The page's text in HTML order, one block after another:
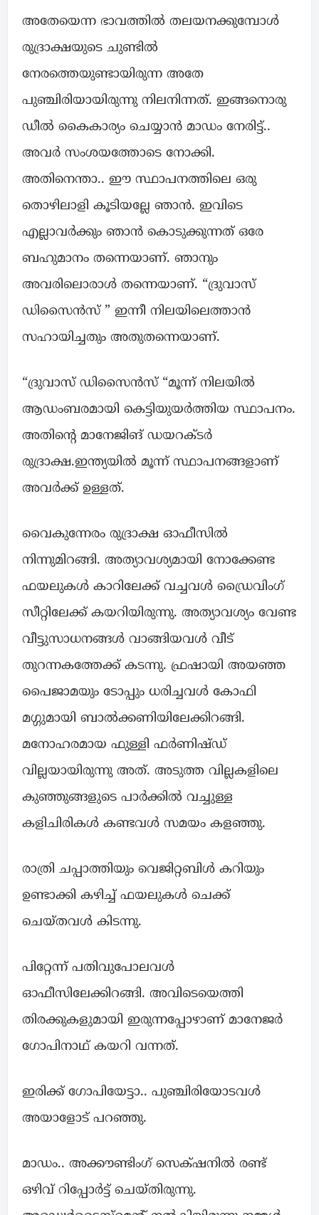
അതേയെന്ന ഭാവത്തിൽ തലയനക്കുമ്പോൾ
രുദ്രാക്ഷയുടെ ചുണ്ടിൽ
നേരത്തെയുണ്ടായിരുന്ന അതേ
പുഞ്ചിരിയായിരുന്നു നിലനിന്നത്. ഇങ്ങനൊരു
ഡീൽ കൈകാര്യം ചെയ്യാൻ മാഡം നേരിട്ട്..
അവർ സംശയത്തോടെ നോക്കി.
അതിനെന്താ.. ഈ സ്ഥാപനത്തിലെ ഒരു
തൊഴിലാളി കൂടിയല്ലേ ഞാൻ. ഇവിടെ
എല്ലാവർക്കും ഞാൻ കൊടുക്കുന്നത് ഒരേ
ബഹുമാനം തന്നെയാണ്. ഞാനും
അവരിലൊരാൾ തന്നെയാണ്. “ദ്രുവാസ്
ഡിസൈൻസ് ” ഇന്നീ നിലയിലെത്താൻ
സഹായിച്ചതും അതുതന്നെയാണ്.
“ദ്രുവാസ് ഡിസൈൻസ് “മൂന്ന് നിലയിൽ
ആഡംബരമായി കെട്ടിയുയർത്തിയ സ്ഥാപനം.
അതിന്റെ മാനേജിങ് ഡയറക്ടർ
രുദ്രാക്ഷ.ഇന്ത്യയിൽ മൂന്ന് സ്ഥാപനങ്ങളാണ്
അവർക്ക് ഉള്ളത്.
വൈകുന്നേരം രുദ്രാക്ഷ ഓഫീസിൽ
നിന്നുമിറങ്ങി. അത്യാവശ്യമായി നോക്കേണ്ട
ഫയലുകൾ കാറിലേക്ക് വച്ചവൾ ഡ്രൈവിംഗ്
സീറ്റിലേക്ക് കയറിയിരുന്നു. അത്യാവശ്യം വേണ്ട
വീട്ടുസാധനങ്ങൾ വാങ്ങിയവൾ വീട്
തുറന്നകത്തേക്ക് കടന്നു. ഫ്രഷായി അയഞ്ഞ
പൈജാമയും ടോപ്പും ധരിച്ചവൾ കോഫി
മഗ്ഗുമായി ബാൽക്കണിയിലേക്കിറങ്ങി.
മനോഹരമായ ഫുള്ളി ഫർണിഷ്ഡ്
വില്ലയായിരുന്നു അത്. അടുത്ത വില്ലകളിലെ
കുഞ്ഞുങ്ങളുടെ പാർക്കിൽ വച്ചുള്ള
കളിചിരികൾ കണ്ടവൾ സമയം കളഞ്ഞു.
രാത്രി ചപ്പാത്തിയും വെജിറ്റബിൾ കറിയും
ഉണ്ടാക്കി കഴിച്ച് ഫയലുകൾ ചെക്ക്
ചെയ്തവൾ കിടന്നു.
പിറ്റേന്ന് പതിവുപോലവൾ
ഓഫീസിലേക്കിറങ്ങി. അവിടെയെത്തി
തിരക്കുകളുമായി ഇരുന്നപ്പോഴാണ് മാനേജർ
ഗോപിനാഥ്‌ കയറി വന്നത്.
ഇരിക്ക് ഗോപിയേട്ടാ.. പുഞ്ചിരിയോടവൾ
അയാളോട് പറഞ്ഞു.
മാഡം.. അക്കൗണ്ടിംഗ് സെക്‌ഷനിൽ രണ്ട്
ഒഴിവ് റിപ്പോർട്ട്‌ ചെയ്തിരുന്നു.